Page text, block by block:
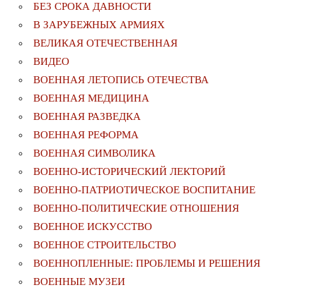
БЕЗ СРОКА ДАВНОСТИ
В ЗАРУБЕЖНЫХ АРМИЯХ
ВЕЛИКАЯ ОТЕЧЕСТВЕННАЯ
ВИДЕО
ВОЕННАЯ ЛЕТОПИСЬ ОТЕЧЕСТВА
ВОЕННАЯ МЕДИЦИНА
ВОЕННАЯ РАЗВЕДКА
ВОЕННАЯ РЕФОРМА
ВОЕННАЯ СИМВОЛИКА
ВОЕННО-ИСТОРИЧЕСКИЙ ЛЕКТОРИЙ
ВОЕННО-ПАТРИОТИЧЕСКОЕ ВОСПИТАНИЕ
ВОЕННО-ПОЛИТИЧЕСКИE ОТНОШЕНИЯ
ВОЕННОЕ ИСКУССТВО
ВОЕННОЕ СТРОИТЕЛЬСТВО
ВОЕННОПЛЕННЫЕ: ПРОБЛЕМЫ И РЕШЕНИЯ
ВОЕННЫЕ МУЗЕИ